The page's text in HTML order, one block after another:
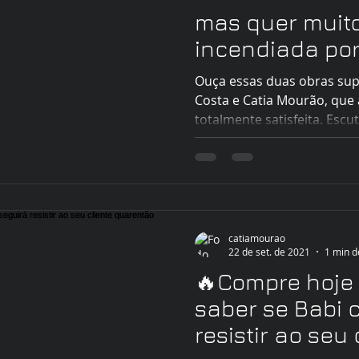
mas quer
incendiada
hot de tirar o
Ouça essas duas obras
Costa e Catia Mourão,
totalmente satisfeita.
🔥Compre
saber se Babi
resistir ao seu
catiamourao
22 de set. de 2021
1 min